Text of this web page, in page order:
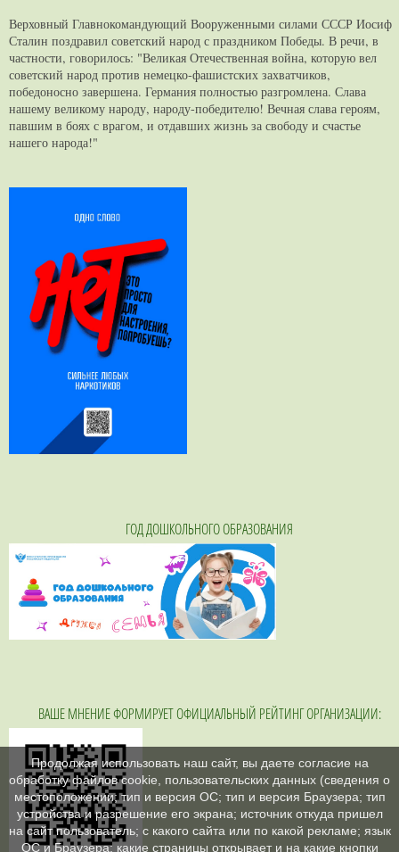
Верховный Главнокомандующий Вооруженными силами СССР Иосиф
Сталин поздравил советский народ с праздником Победы. В речи, в
частности, говорилось: "Великая Отечественная война, которую вел
советский народ против немецко-фашистских захватчиков,
победоносно завершена. Германия полностью разгромлена. Слава
нашему великому народу, народу-победителю! Вечная слава героям,
павшим в боях с врагом, и отдавших жизнь за свободу и счастье
нашего народа!"
ГОД ДОШКОЛЬНОГО ОБРАЗОВАНИЯ
ВАШЕ МНЕНИЕ ФОРМИРУЕТ ОФИЦИАЛЬНЫЙ РЕЙТИНГ ОРГАНИЗАЦИИ:
Продолжая использовать наш сайт, вы даете согласие на
обработку файлов cookie, пользовательских данных (сведения о
местоположении; тип и версия ОС; тип и версия Браузера; тип
устройства и разрешение его экрана; источник откуда пришел
на сайт пользователь; с какого сайта или по какой рекламе; язык
ОС и Браузера; какие страницы открывает и на какие кнопки